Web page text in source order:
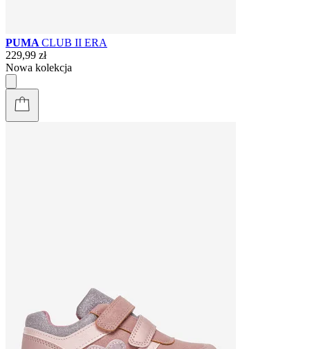
PUMA CLUB II ERA
229,99 zł
Nowa kolekcja